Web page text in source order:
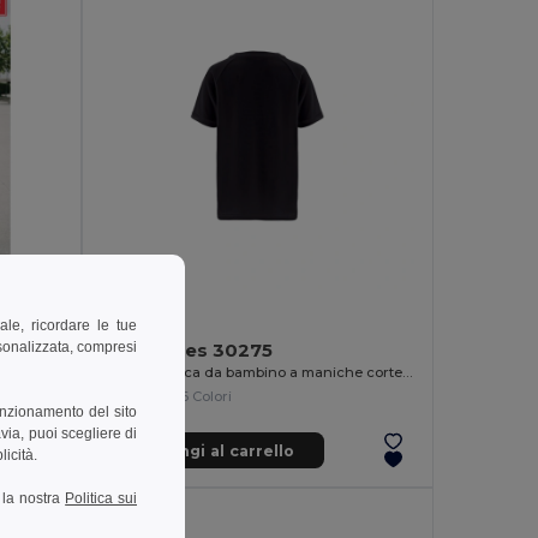
TH Clothes 30275
T-shirt tecnica da bambino a maniche corte in poliestere
+6 Colori
Aggiungi al carrello
ricordare le tue
compresi
del sito
puoi scegliere di
nostra Politica sui